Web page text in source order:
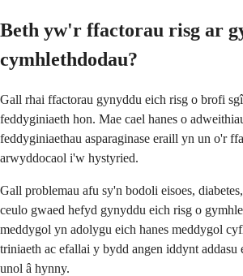
Beth yw'r ffactorau risg ar
cymhlethdodau?
Gall rhai ffactorau gynyddu eich risg o brofi
feddyginiaeth hon. Mae cael hanes o
feddyginiaethau asparaginase eraill yn un o'r
arwyddocaol i'w hystyried.
Gall problemau afu sy'n bodoli eisoes,
ceulo gwaed hefyd gynyddu eich risg o
meddygol yn adolygu eich hanes meddygol
triniaeth ac efallai y bydd angen iddynt
unol â hynny.